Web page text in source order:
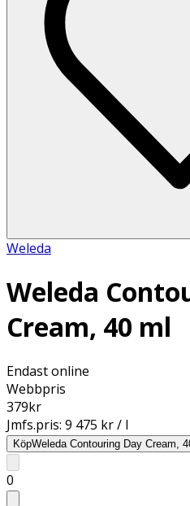
Weleda
Weleda
Cream, 40 ml
Endast online
Webbpris
379kr
Jmfs.pris: 9 475 kr / l
KöpWeleda Contouring Day Cream,
0